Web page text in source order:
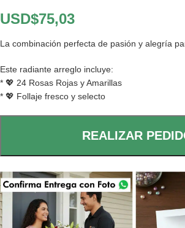
USD$75,03
La combinación perfecta de pasión y alegría
Este radiante arreglo incluye:
* 💖 24 Rosas Rojas y Amarillas
* 💖 Follaje fresco y selecto
REALIZAR